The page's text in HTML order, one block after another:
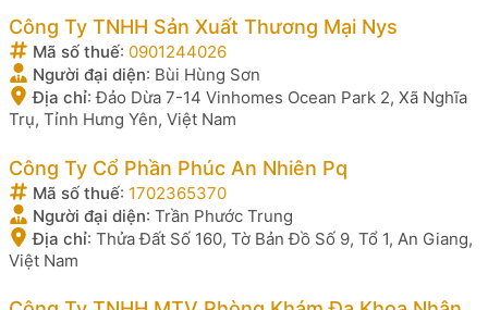
Công Ty TNHH Sản Xuất Thương Mại Nys
Mã số thuế: 0901244026
Người đại diện: Bùi Hùng Sơn
Địa chỉ:Đảo Dừa 7-14 Vinhomes Ocean Park 2, Xã Nghĩa
Trụ, Tỉnh Hưng Yên, Việt Nam
Công Ty Cổ Phần Phúc An Nhiên Pq
Mã số thuế: 1702365370
Người đại diện: Trần Phước Trung
Địa chỉ: Thửa Đất Số 160, Tờ Bản Đồ Số 9, Tổ 1, An Giang,
Việt Nam